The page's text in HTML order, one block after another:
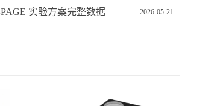
2026-05-21
实验方案完整数据